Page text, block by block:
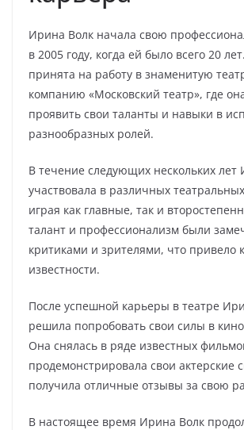
Ирина Волк начала свою
в 2005 году, когда ей было всего 20
принята на работу в знаменитую
компанию «Московский театр», где
проявить свои таланты и навыки в
разнообразных ролей.
В течение следующих нескольких лет
участвовала в различных
играя как главные, так и
талант и профессионализм были
критиками и зрителями, что привело
известности.
После успешной карьеры в театре
решила попробовать свои силы в
Она снялась в ряде известных
продемонстрировала свои актерские
получила отличные отзывы за свою
В настоящее время Ирина Волк